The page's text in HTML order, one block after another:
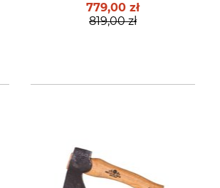
779,00 zł
819,00 zł